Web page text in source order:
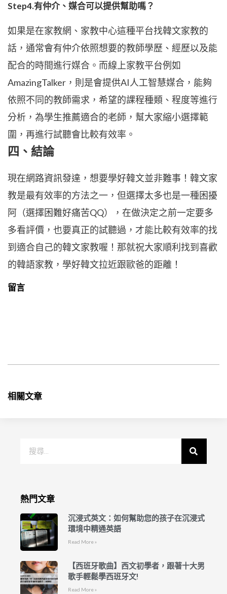
Step4.有仲介、媒合可以提供幫助嗎？
如果是在家教網、家教中心這種平台找韓文家教的
話，通常會有仲介依照想要的教師學歷、經歷以及能
配合的時間進行媒合。而線上家教平台例如
AmazingTalker，則是會提供AI人工智慧媒合，能夠
依照不同的教師需求，希望的課程種類、程度等進行
分析，為學生推薦適合的老師，幫大家縮小選擇範
圍，再進行試聽會比較有效率。
四、結論
現在網路資訊發達，想要學好韓文並非難事！韓文家
教是最有效率的方法之一，但選擇太多也是一種困擾
阿（選擇困難好痛苦QQ），在做決定之前一定要多
多看評價，也要真正的試聽過，才能比較有效率的找
到適合自己的韓文家教喔！那就祝大家順利找到喜歡
的韓語家教，學好韓文拉近跟歐爸的距離！
留言
相關文章
熱門文章
沉浸式英文：如何幫助您的孩子在沉浸式
環境中精通英語
Read More »
【西班牙歌曲】西文初學者，跟著十大男
歌手輕鬆學西班牙文!
Read More »